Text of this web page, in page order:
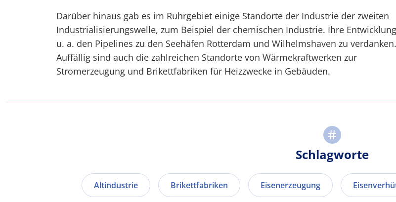
Darüber hinaus gab es im Ruhrgebiet einige Standorte der Industrie der zweiten
Industrialisierungswelle, zum Beispiel der chemischen Industrie. Ihre
u. a. den Pipelines zu den Seehäfen Rotterdam und Wilhelmshaven zu verdanken.
Auffällig sind auch die zahlreichen Standorte von Wärmekraftwerken zur
Stromerzeugung und Brikettfabriken für Heizzwecke in Gebäuden.
Schlagworte
Altindustrie Brikettfabriken Eisenerzeugung